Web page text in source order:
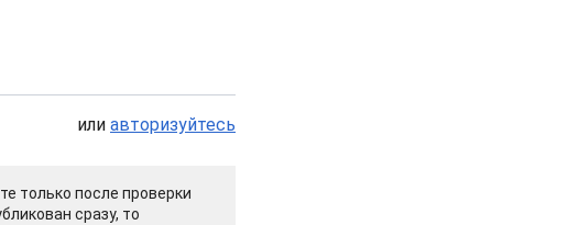
или авторизуйтесь
только после проверки
сразу, то